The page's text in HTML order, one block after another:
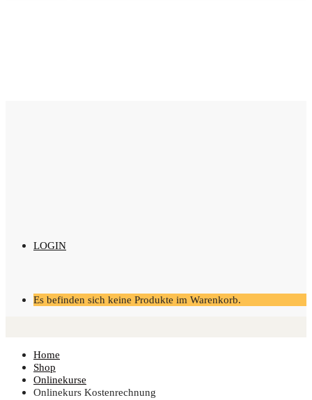
LOGIN
Es befinden sich keine Produkte im Warenkorb.
Home
Shop
Onlinekurse
Online­kurs Kostenrechnung